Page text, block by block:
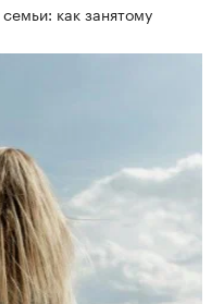
как занятому